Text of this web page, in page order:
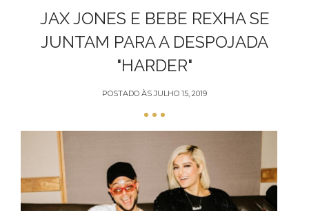
JAX JONES E BEBE REXHA SE
JUNTAM PARA A DESPOJADA
"HARDER"
POSTADO ÀSJULHO 15, 2019